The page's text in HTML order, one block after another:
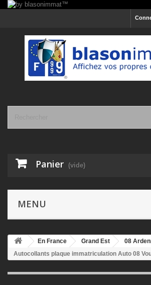
Panier (vide)
MENU
En France Grand Est 08
Autocollants plaque immatriculation Auto 08